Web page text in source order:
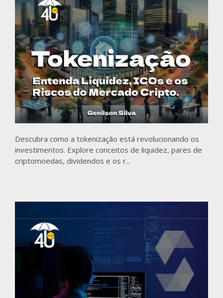
Descubra como a tokenização está revolucionando os
investimentos. Explore conceitos de liquidez, pares de
criptomoedas, dividendos e os r...